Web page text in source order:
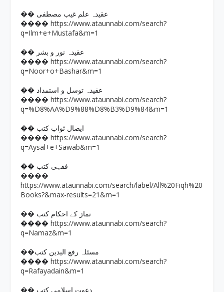
�� عقیدہ علم غیب مصطفی
���� https://www.ataunnabi.com/search?
q=Ilm+e+Mustafa&m=1
�� عقیدہ نور و بشر
���� https://www.ataunnabi.com/search?
q=Noor+o+Bashar&m=1
�� عقیدہ توسل و استمداد
���� https://www.ataunnabi.com/search?
q=%D8%AA%D9%88%D8%B3%D9%84&m=1
�� ایصال ثواب کتب
���� https://www.ataunnabi.com/search?
q=Aysal+e+Sawab&m=1
�� فقہی کتب
����
https://www.ataunnabi.com/search/label/All%20Fiqh%20
Books?&max-results=21&m=1
�� نماز کے احکام کتب
���� https://www.ataunnabi.com/search?
q=Namaz&m=1
��مسئلہ رفع الیدین کتب
���� https://www.ataunnabi.com/search?
q=Rafayadain&m=1
�� دعوت اسلامی کتب